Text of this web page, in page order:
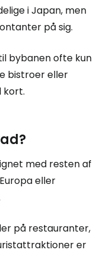
i Japan, men
på sig.
bybanen ofte kun
bistroer eller
kort.
med resten af
eller
på restauranter,
er